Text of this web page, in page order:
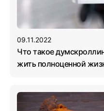
09.11.2022
Что такое
жить полноценной